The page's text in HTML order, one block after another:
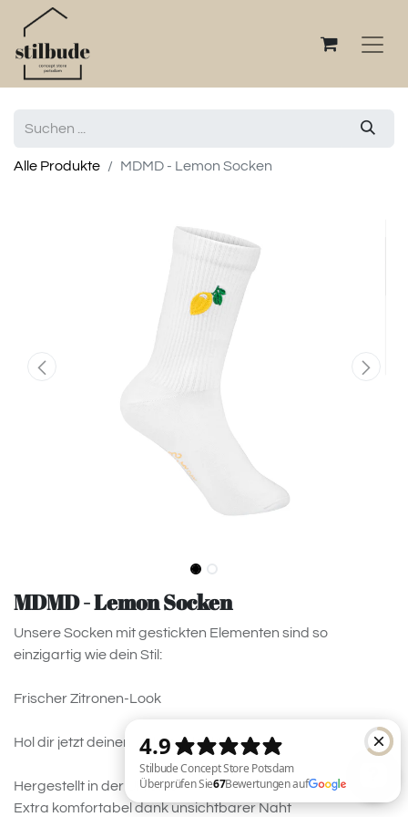
Alle Produkte MDMD - Lemon Socken
MDMD - Lemon Socken
Unsere Socken mit gestickten Elementen sind so
einzigartig wie dein Stil:
Frischer Zitronen-Look
Hol dir jetzt deinen Lieblingslook!
Hergestellt in der Ukraine
Extra komfortabel dank unsichtbarer Naht